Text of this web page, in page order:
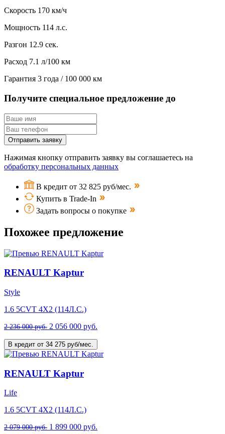
Скорость 170 км/ч
Мощность 114 л.с.
Разгон 12.9 сек.
Расход 7.1 л/100 км
Гарантия 3 года / 100 000 км
Получите специальное предложение до
Отправить заявку
Нажимая кнопку отправить заявку вы соглашаетесь на
обработку персональных данных
В кредит от 32 825 руб/мес.
Купить в Trade-In
Задать вопросы о покупке
Похожее предложение
RENAULT Kaptur
Style
1.6 5CVT 4X2 (114Л.С.)
2 236 000 руб. 2 056 000 руб.
В кредит от 34 275 руб/мес.
RENAULT Kaptur
Life
1.6 5CVT 4X2 (114Л.С.)
2 079 000 руб. 1 899 000 руб.